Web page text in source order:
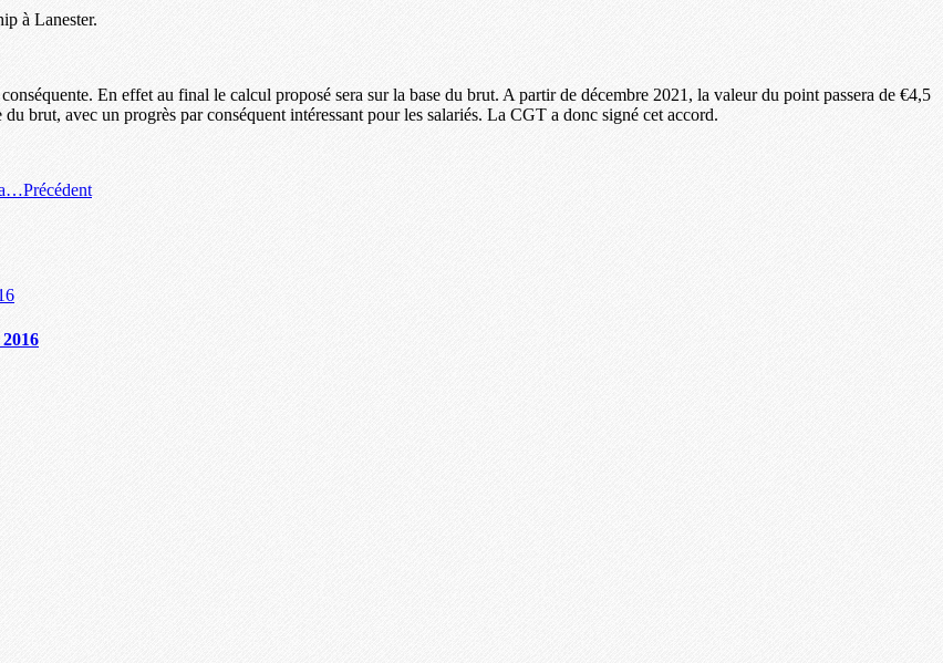
à Lanester.
En effet au final le calcul proposé sera sur la base du brut. A partir de décembre 2021, la valeur du point passera de €4,5
brut, avec un progrès par conséquent intéressant pour les salariés. La CGT a donc signé cet accord.
Précédent